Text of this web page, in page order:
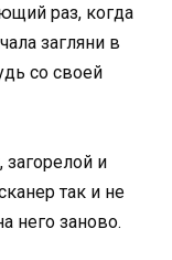
раз, когда
загляни в
со своей
и
так и не
него заново.